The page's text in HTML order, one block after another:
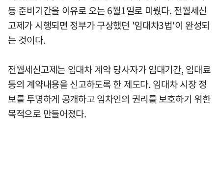
등 준비기간을 이유로 오는 6월1일로 미뤘다. 전월세신
고제가 시행되면 정부가 구상했던 '임대차3법'이 완성되
는 것이다.
전월세신고제는 임대차 계약 당사자가 임대기간, 임대료
등의 계약내용을 신고하도록 한 제도다. 임대차 시장 정
보를 투명하게 공개하고 임차인의 권리를 보호하기 위한
목적으로 만들어졌다.